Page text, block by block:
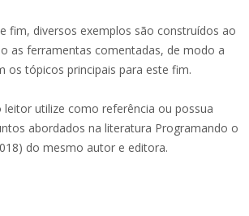
fim, diversos exemplos são construídos ao
as ferramentas comentadas, de modo a
os tópicos principais para este fim.
leitor utilize como referência ou possua
abordados na literatura Programando o
do mesmo autor e editora.